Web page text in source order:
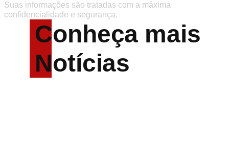
Suas informações são tratadas com a máxima
confidencialidade e segurança.
Conheça mais
Notícias